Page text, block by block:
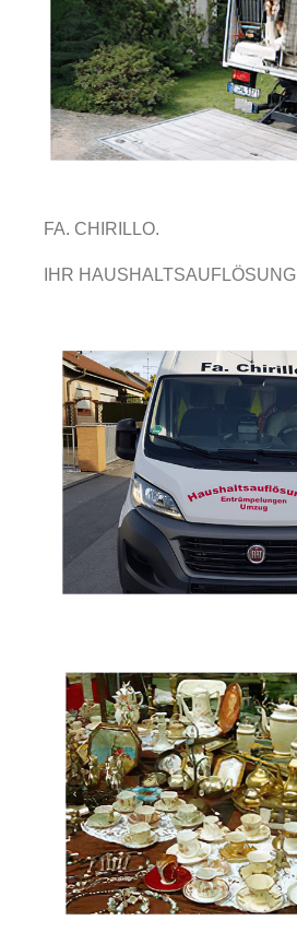
FA. CHIRILLO.
IHR